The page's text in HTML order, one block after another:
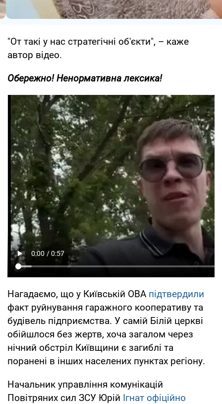
"От такі у нас стратегічні об'єкти", – каже
автор відео.
Обережно! Ненормативна лексика!
Нагадаємо, що у Київській ОВА підтвердили
факт руйнування гаражного кооперативу та
будівель підприємства. У самій Білій церкві
обійшлося без жертв, хоча загалом через
нічний обстріл Київщини є загиблі та
поранені в інших населених пунктах регіону.
Начальник управління комунікацій
Повітряних сил ЗСУ Юрій Ігнат офіційно